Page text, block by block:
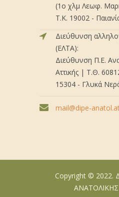
(1ο χλμ Λεωφ.
Τ.Κ. 19002 -
Διεύθυνση
(ΕΛΤΑ):
Διεύθυνση Π.Ε.
Αττικής | Τ.Θ.
15304 - Γλυκά
mail@dipe-
Copyright © 2022.